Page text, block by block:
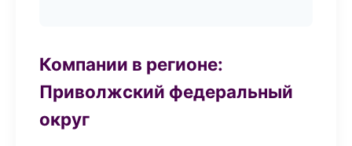
Компании в регионе:
Приволжский федеральный
округ